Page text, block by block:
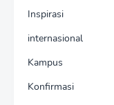
Inspirasi
internasional
Kampus
Konfirmasi